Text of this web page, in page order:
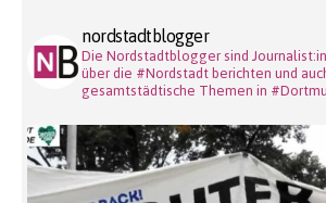
nordstadtblogger
Die Nordstadtblogger sind
über die #Nordstadt berichten und
gesamtstädtische Themen in